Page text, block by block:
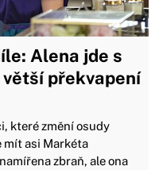
Alena jde s
překvapení
které změní osudy
mít asi Markéta
zbraň, ale ona